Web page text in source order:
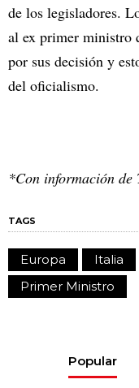
de los legisladores.
al ex primer ministro
por sus decisión y
del oficialismo.
*Con información de
TAGS
Europa Italia
Primer Ministro
Popular